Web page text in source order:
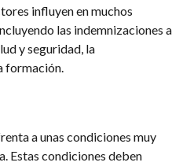
influyen en muchos
las indemnizaciones a
y seguridad, la
formación.
a unas condiciones muy
Estas condiciones deben